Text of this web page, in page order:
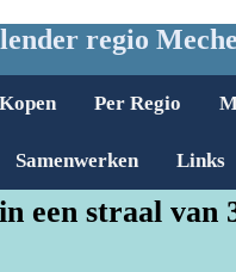
regio
Per Regio
Samenwerken Links
een straal van